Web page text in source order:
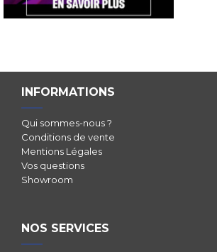
INFORMATIONS
Qui sommes-nous ?
Conditions de vente
Mentions Légales
Vos questions
Showroom
NOS SERVICES